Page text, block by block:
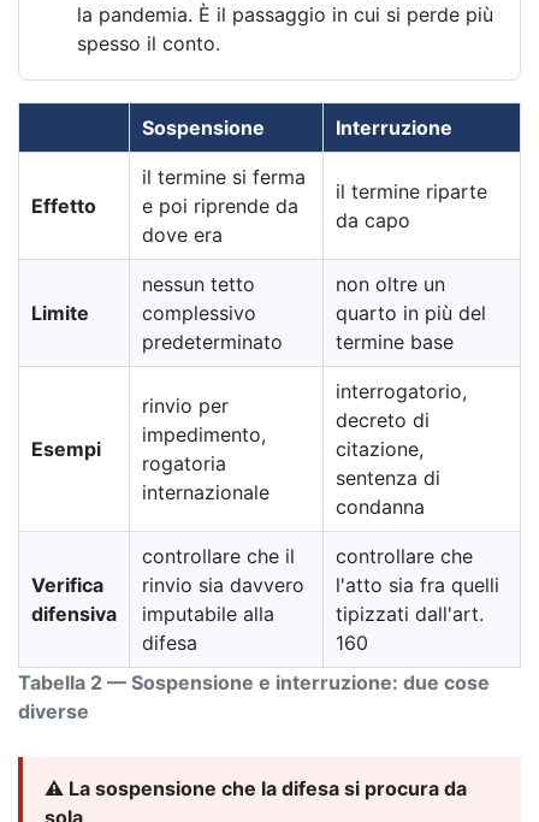
la pandemia. È il passaggio in cui si perde più
spesso il conto.
Tabella 2 — Sospensione e interruzione: due cose
diverse
Sospensione Interruzione
Effetto
il termine si ferma
e poi riprende da
dove era
il termine riparte
da capo
Limite
nessun tetto
complessivo
predeterminato
non oltre un
quarto in più del
termine base
Esempi
rinvio per
impedimento,
rogatoria
internazionale
interrogatorio,
decreto di
citazione,
sentenza di
condanna
Verifica
difensiva
controllare che il
rinvio sia davvero
imputabile alla
difesa
controllare che
l'atto sia fra quelli
tipizzati dall'art.
160
⚠️ La sospensione che la difesa si procura da
sola